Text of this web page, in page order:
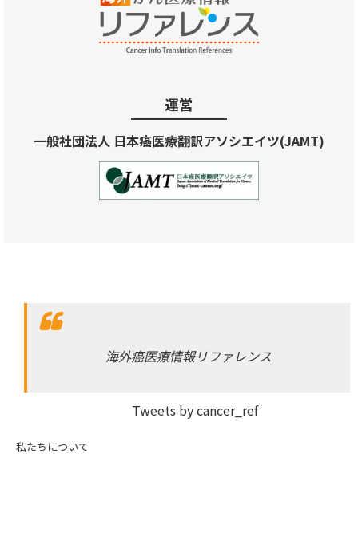
運営
一般社団法人 日本癌医療翻訳アソシエイツ(JAMT)
海外癌医療情報リファレンス
Tweets by cancer_ref
私たちについて